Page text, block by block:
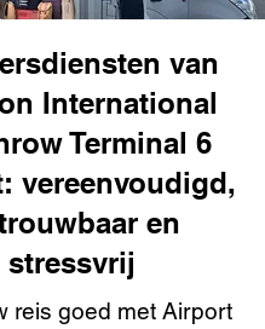
van
International
Terminal 6
vereenvoudigd,
en
stressvrij
reis goed met Airport